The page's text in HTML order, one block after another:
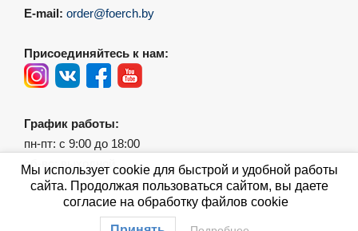
E-mail: order@foerch.by
Присоединяйтесь к нам:
График работы:
пн-пт: с 9:00 до 18:00
сб-вс: выходной
Мы использует cookie для быстрой и удобной работы
сайта. Продолжая пользоваться сайтом, вы даете
согласие на обработку файлов cookie